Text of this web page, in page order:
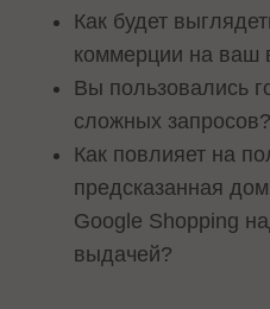
Как будет
коммерции на ваш
Вы пользовались
сложных запросов?
Как повлияет на
предсказанная
Google Shopping
выдачей?